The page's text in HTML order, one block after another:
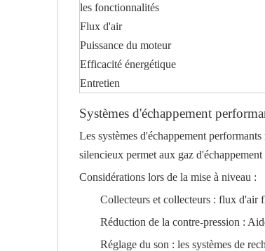
les fonctionnalités
Flux d'air
Puissance du moteur
Efficacité énergétique
Entretien
Systèmes d'échappement
Les systèmes d'échappement
silencieux permet aux gaz
Considérations lors de la mise à niveau :
Collecteurs et collecteurs : flux d'air
Réduction de la contre-pression :
Réglage du son : les systèmes de